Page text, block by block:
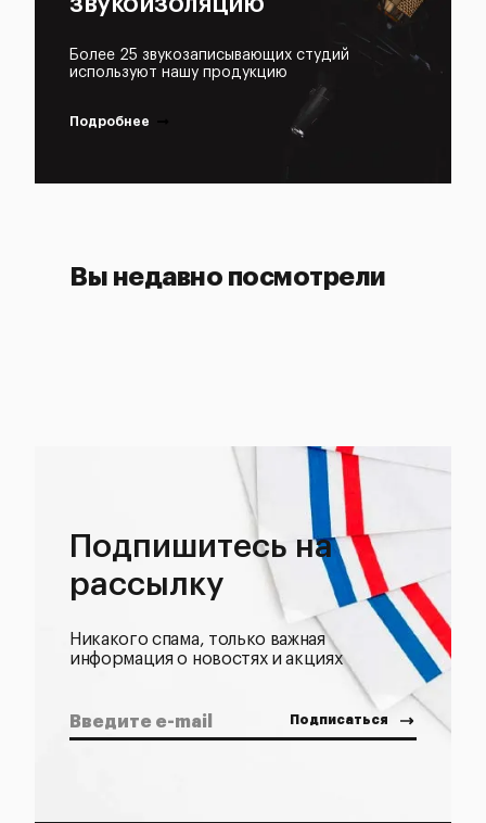
Более 25 звукозаписывающих студий
используют нашу продукцию
Подробнее
Вы недавно посмотрели
Подпишитесь на
рассылку
Никакого спама, только важная
информация о новостях и акциях